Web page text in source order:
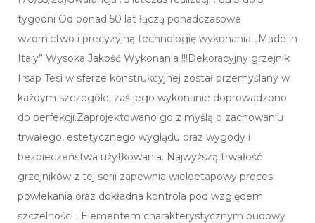
tygodni Od ponad 50 lat łączą ponadczasowe
wzornictwo i precyzyjną technologię wykonania „Made in
Italy” Wysoka Jakość Wykonania !!!Dekoracyjny grzejnik
Irsap Tesi w sferze konstrukcyjnej został przemyślany w
każdym szczególe, zaś jego wykonanie doprowadzono
do perfekcji.Zaprojektowano go z myślą o zachowaniu
trwałego, estetycznego wyglądu oraz wygody i
bezpieczeństwa użytkowania. Najwyższą trwałość
grzejników z tej serii zapewnia wieloetapowy proces
powlekania oraz dokładna kontrola pod względem
szczelności . Elementem charakterystycznym budowy